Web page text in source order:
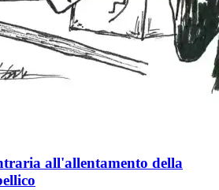
all'allentamento della